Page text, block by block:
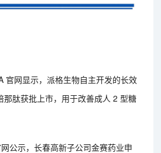
官网显示，派格生物自主开发的长效
那肽获批上市，用于改善成人 2 型糖
公示，长春高新子公司金赛药业申